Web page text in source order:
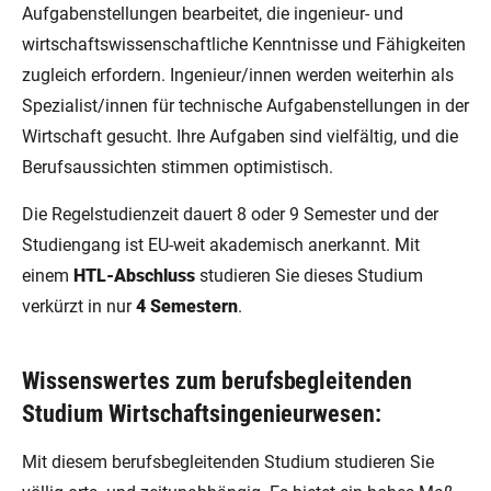
Aufgabenstellungen bearbeitet, die ingenieur- und
wirtschaftswissenschaftliche Kenntnisse und Fähigkeiten
zugleich erfordern. Ingenieur/innen werden weiterhin als
Spezialist/innen für technische Aufgabenstellungen in der
Wirtschaft gesucht. Ihre Aufgaben sind vielfältig, und die
Berufsaussichten stimmen optimistisch.
Die Regelstudienzeit dauert 8 oder 9 Semester und der
Studiengang ist EU-weit akademisch anerkannt. Mit
einem HTL-Abschluss studieren Sie dieses Studium
verkürzt in nur4 Semestern.
Wissenswertes zum berufsbegleitenden
Studium Wirtschaftsingenieurwesen:
Mit diesem berufsbegleitenden Studium studieren Sie